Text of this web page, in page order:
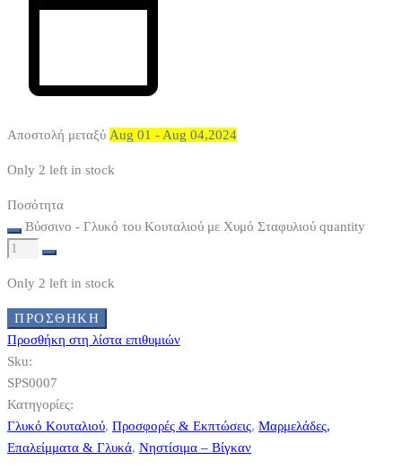
Αποστολή μεταξύ Aug 01 - Aug 04,2024
Only 2 left in stock
Ποσότητα
Βύσσινο - Γλυκό του Κουταλιού με Χυμό Σταφυλιού quantity
Only 2 left in stock
ΠΡΟΣΘΉΚΗ
Προσθήκη στη λίστα επιθυμιών
Sku:
SPS0007
Κατηγορίες:
Γλυκό Κουταλιού, Προσφορές & Εκπτώσεις, Μαρμελάδες,
Επαλείμματα & Γλυκά, Νηστίσιμα – Βίγκαν